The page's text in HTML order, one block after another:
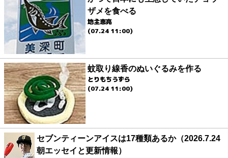
ザメを食べる
地主恵亮
(07.24 11:00)
蚊取り線香のぬいぐるみを作る
とりもちうずら
(07.24 11:00)
セブンティーンアイスは17種類あるか（2026.7.24
朝エッセイと更新情報）